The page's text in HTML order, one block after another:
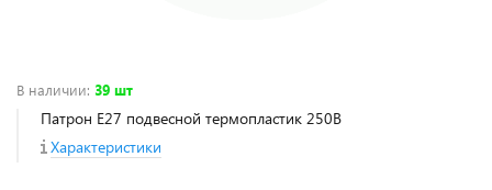
В наличии: 39 шт
Патрон Е27 подвесной термопластик 250В
Характеристики